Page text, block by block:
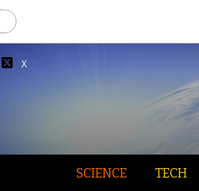
X
SCIENCE TECH